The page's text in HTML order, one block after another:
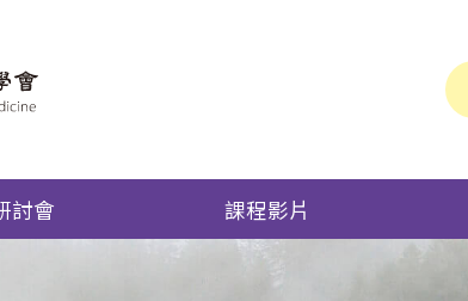
討會 課程影片